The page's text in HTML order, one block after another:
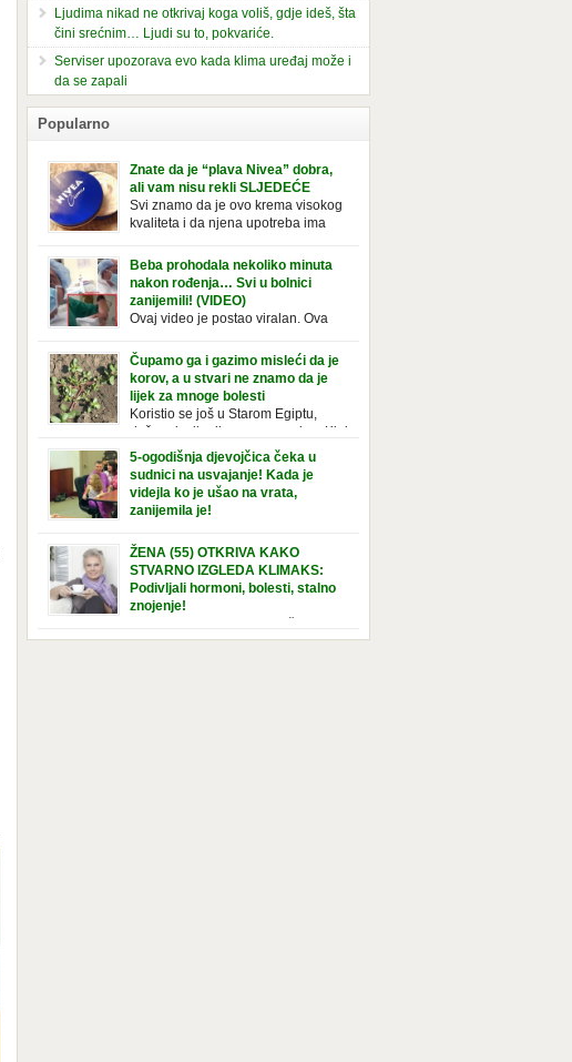
Ljudima nikad ne otkrivaj koga voliš, gdje ideš, šta
čini srećnim… Ljudi su to, pokvariće.
Serviser upozorava evo kada klima uređaj može i
da se zapali
Popularno
Znate da je “plava Nivea” dobra,
ali vam nisu rekli SLJEDEĆE
Svi znamo da je ovo krema visokog
kvaliteta i da njena upotreba ima
sljedeće o njoj. Nivea krema u klasičnoj, plavoj
kutiji, prepoznatljivog mirisa i jednostavne
formule, jeste nezamenljiv inventar u kupatilima i
muškaraca i žena. Mnogi ljudi se ne odvajaju od
nje, pa je čak nose sa […]
Beba prohodala nekoliko minuta
nakon rođenja… Svi u bolnici
zanijemili! (VIDEO)
Ovaj video je postao viralan. Ova
korake. To je mnoge nasmijalo. Ovaj video je baš
neobičan. Ne viđamo baš često ovakve korake
kod novorođenih beba. Video je snimila babica,
pregledalo ga je preko 80 miliona ljudi. Ove
babice su ostale u čudu nakon što su vidjeli kako
Čupamo ga i gazimo misleći da je
korov, a u stvari ne znamo da je
lijek za mnoge bolesti
Koristio se još u Starom Egiptu,
duže od milenijuma se uzgaja u Kini
i Indiji, Francuzi od njega prave različita
tradicionalna jela i čorbe… Jedino mi gazimo po
njemu, čupamo ga i bacamo kao korov! Tušt je
jednogodišnji, ali vrlo uporan “korov” koji, ka­da
nam se jednom nastani u bašti ili dvorištu, teško
5-ogodišnja djevojčica čeka u
sudnici na usvajanje! Kada je
videjla ko je ušao na vrata,
zanijemila je!
zbrinuta u hraniteljskoj porodici. Sada, u svojoj 5.
godini, dočekala je momenat usvajanja, kada će
dobiti novu, stalnu porodicu. Ovaj dan je bio
veoma poseban za djevojčicu i njenu novu
porodicu, ali je uskoro postao još čarobniji,
ŽENA (55) OTKRIVA KAKO
STVARNO IZGLEDA KLIMAKS:
Podivljali hormoni, bolesti, stalno
znojenje!
“Bila sam slomljena, naslušala sam
se o tome da ću uskoro izgledati kao da imam